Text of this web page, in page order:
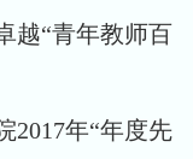
越“青年教师百
2017年“年度先